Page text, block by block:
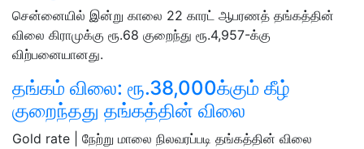
சென்னையில் இன்று காலை 22 காரட் ஆபரணத் தங்கத்தின்
விலை கிராமுக்கு ரூ.68 குறைந்து ரூ.4,957-க்கு
விற்பனையானது.
தங்கம் விலை: ரூ.38,000க்கும் கீழ்
குறைந்தது தங்கத்தின் விலை
Gold rate | நேற்று மாலை நிலவரப்படி தங்கத்தின் விலை